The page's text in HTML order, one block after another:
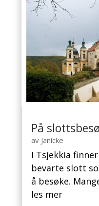
På
av Janicke
I Tsjekkia
bevarte slott
å besøke.
les mer